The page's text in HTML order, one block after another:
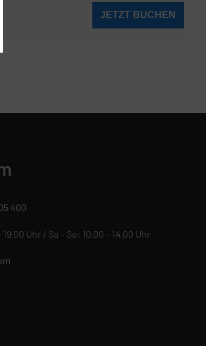
JETZT BUCHEN
400
19.00 Uhr / Sa – So: 10.00 – 14.00 Uhr